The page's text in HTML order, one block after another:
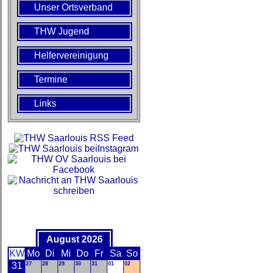
Unser Ortsverband
THW Jugend
Helfervereinigung
Termine
Links
August 2026
KW Mo Di Mi Do Fr Sa So
31
27 28 29 30 31 01 02